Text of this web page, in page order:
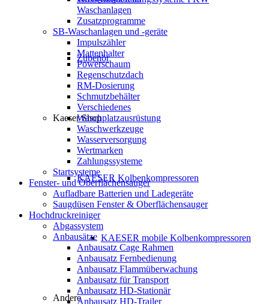
Zubehör
Kaeser Shop
KAESER Kolbenkompressoren
KAESER mobile Kolbenkompressoren
Andere
Waschanlagen
Zusatzprogramme
SB-Waschanlagen und -geräte
Impulszähler
Mattenhalter
Powerschaum
Regenschutzdach
RM-Dosierung
Schmutzbehälter
Verschiedenes
Waschplatzausrüstung
Waschwerkzeuge
Wasserversorgung
Wertmarken
Zahlungssysteme
Startsysteme
Fenster- und Oberflächensauger
Aufladbare Batterien und Ladegeräte
Saugdüsen Fenster & Oberflächensauger
Hochdruckreiniger
Abgassystem
Anbausätze
Anbausatz Cage Rahmen
Anbausatz Fernbedienung
Anbausatz Flammüberwachung
Anbausatz für Transport
Anbausatz HD-Stationär
Anbausatz HD-Trailer